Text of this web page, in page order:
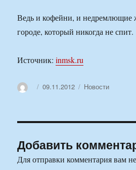
Ведь и кофейни, и недремлющие
городе, который никогда не спит.
Источник:inmsk.ru
АвторОпубликовано
09.11.2012 Рубрики
Новости
Добавить
Для отправки комментария вам